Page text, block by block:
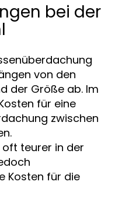
bei der
von den
der Größe ab. Im
für eine
zwischen
teurer in der
Kosten für die